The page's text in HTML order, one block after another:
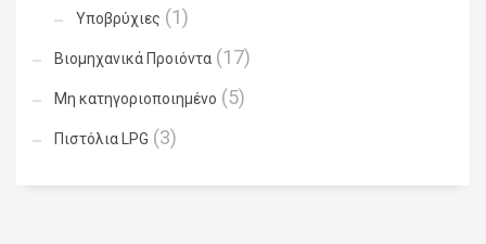
Υποβρύχιες (1)
Βιομηχανικά Προιόντα (17)
Μη κατηγοριοποιημένο (5)
Πιστόλια LPG (3)